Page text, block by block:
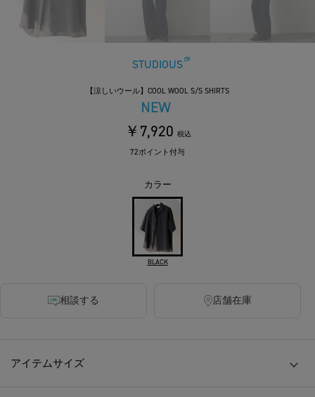
STUDIOUS
【涼しいウール】COOL WOOL S/S SHIRTS
￥7,920 税込
72ポイント付与
カラー
BLACK
相談する 店舗在庫
アイテムサイズ